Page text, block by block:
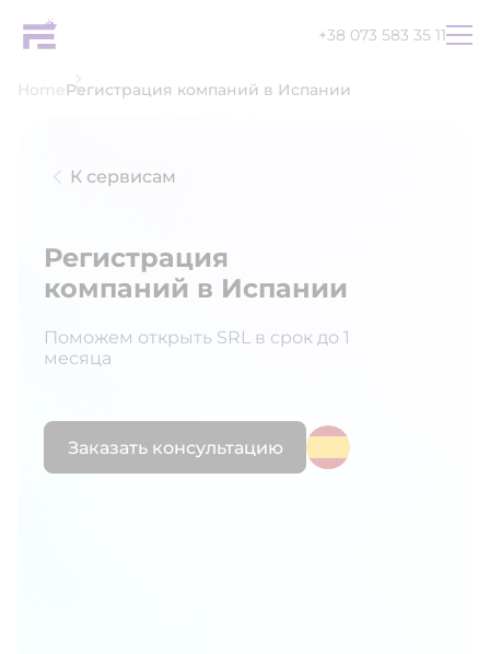
+38 073 583 35 11
UAENRU
HomeРегистрация компаний в Испании
К сервисам
Регистрация
компаний в Испании
Поможем открыть SRL в срок до 1
месяца
Заказать консультацию